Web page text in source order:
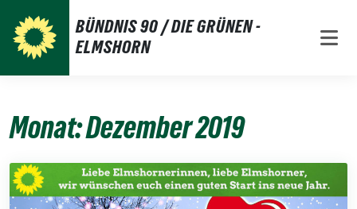
zum
Inhalt
BÜNDNIS 90 / DIE GRÜNEN -
ELMSHORN
Monat:Dezember 2019